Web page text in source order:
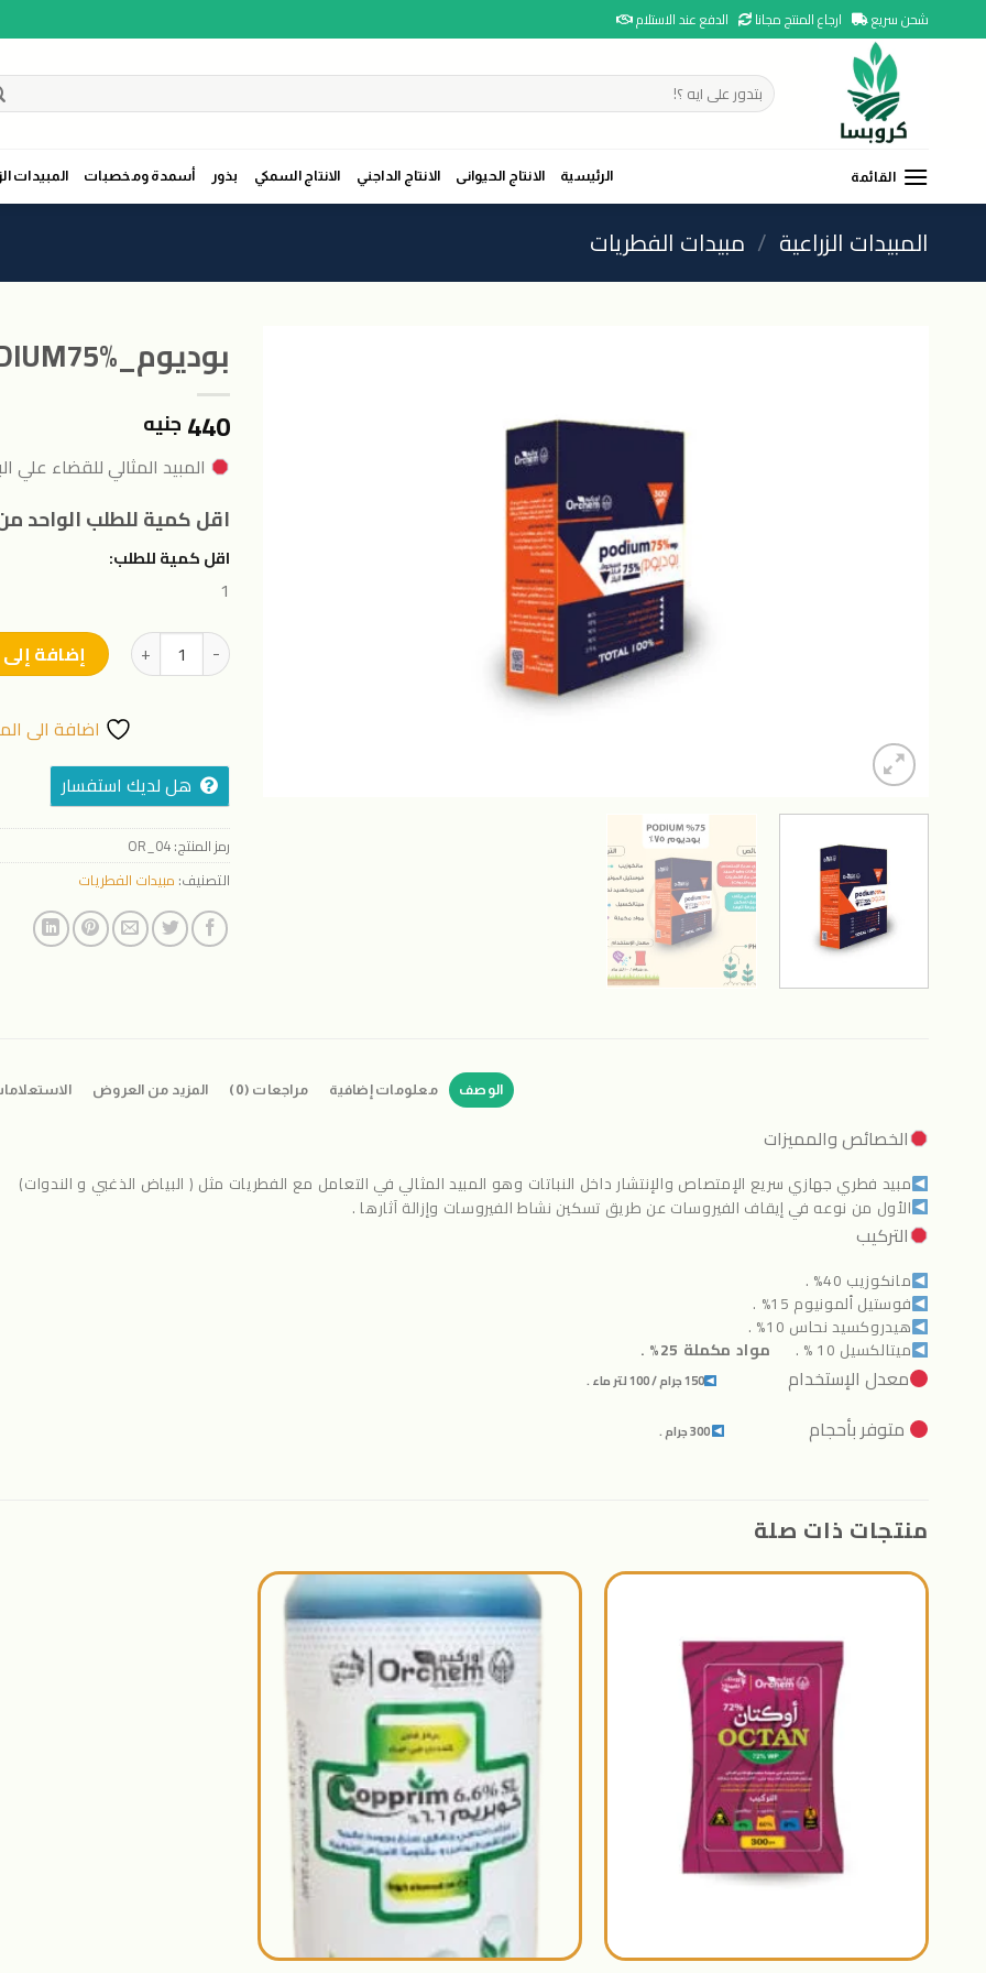
to
شحن سريع ارجاع المنتج مجانا الدفع عند الاستلام
البحث
عن:
القائمة الرئيسية الانتاج الحيوانى الانتاج الداجني الانتاج السمكي بذور أسمدة ومخصبات المبيدات
المبيدات الزراعية / مبيدات الفطريات
بوديوم_PODIUM75%
440 جنيه
المبيد المثالي للقضاء علي
اقل كمية للطلب الواحد
اقل كمية للطلب:
1
كمية بوديوم_PODIUM75% إضافة
اضافة الى
هل لديك استفسار
رمز المنتج:OR_04
التصنيف: مبيدات الفطريات
الوصف معلومات إضافية مراجعات (0) المزيد من العروض
الخصائص والمميزات
مبيد فطري جهازي سريع الإمتصاص والإنتشار داخل النباتات وهو المبيد المثالي في التعامل مع الفطريات مثل ( البياض الذغبي و الندوات)
الأول من نوعه في إيقاف الفيروسات عن طريق تسكين نشاط الفيروسات وإزالة آثارها .
التركيب
مانكوزيب 40% .
فوستيل ألمونيوم 15% .
هيدروكسيد نحاس 10% .
ميتالكسيل 10 % .
مواد مكملة 25% .
معدل الإستخدام 150 جرام / 100 لتر ماء .
متوفر بأحجام 300 جرام .
منتجات ذات صلة
المفضلة